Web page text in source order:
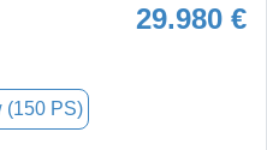
29.980 €
(150 PS)